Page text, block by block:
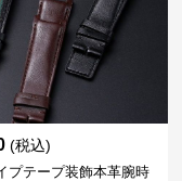
(税込)
プテープ装飾本革腕時